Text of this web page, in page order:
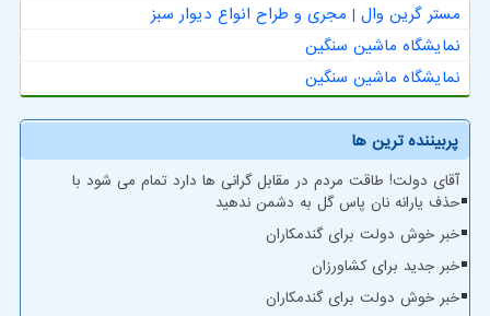
مستر گرین وال | مجری و طراح انواع دیوار سبز
نمایشگاه ماشین سنگین
نمایشگاه ماشین سنگین
پربیننده ترین ها
آقای دولت! طاقت مردم در مقابل گرانی ها دارد تمام می شود با
حذف یارانه نان پاس گل به دشمن ندهید
خبر خوش دولت برای گندمکاران
خبر جدید برای کشاورزان
خبر خوش دولت برای گندمکاران